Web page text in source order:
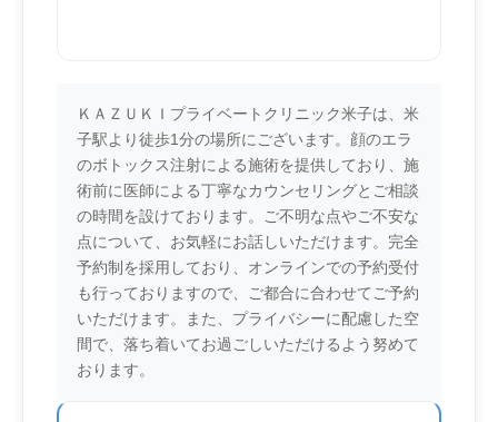
ＫＡＺＵＫＩプライベートクリニック米子は、米
子駅より徒歩1分の場所にございます。顔のエラ
のボトックス注射による施術を提供しており、施
術前に医師による丁寧なカウンセリングとご相談
の時間を設けております。ご不明な点やご不安な
点について、お気軽にお話しいただけます。完全
予約制を採用しており、オンラインでの予約受付
も行っておりますので、ご都合に合わせてご予約
いただけます。また、プライバシーに配慮した空
間で、落ち着いてお過ごしいただけるよう努めて
おります。